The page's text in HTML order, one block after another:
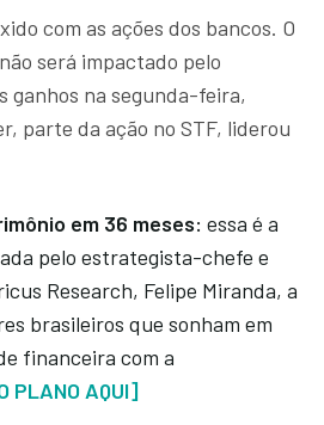
com as ações dos bancos. O
será impactado pelo
ganhos na segunda-feira,
parte da ação no STF, liderou
em 36 meses: essa é a
pelo estrategista-chefe e
Research, Felipe Miranda, a
brasileiros que sonham em
financeira com a
PLANO AQUI]